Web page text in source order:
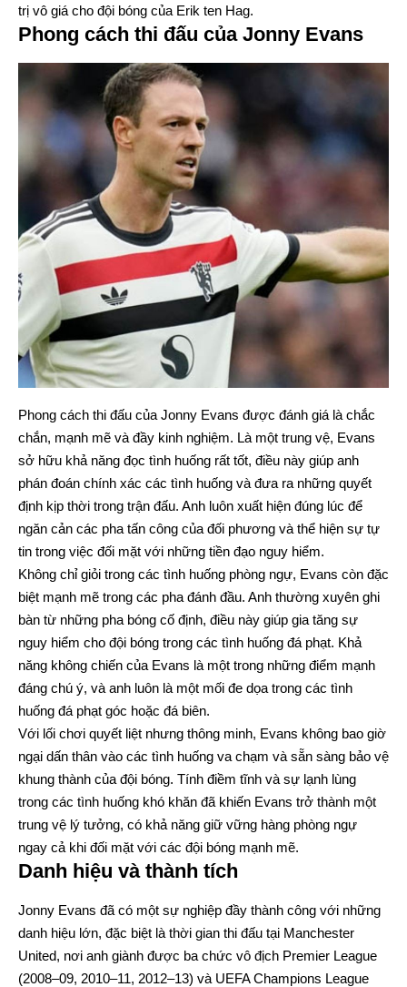
trị vô giá cho đội bóng của Erik ten Hag.
Phong cách thi đấu của Jonny Evans
Phong cách thi đấu của Jonny Evans được đánh giá là chắc
chắn, mạnh mẽ và đầy kinh nghiệm. Là một trung vệ, Evans
sở hữu khả năng đọc tình huống rất tốt, điều này giúp anh
phán đoán chính xác các tình huống và đưa ra những quyết
định kịp thời trong trận đấu. Anh luôn xuất hiện đúng lúc để
ngăn cản các pha tấn công của đối phương và thể hiện sự tự
tin trong việc đối mặt với những tiền đạo nguy hiểm.
Không chỉ giỏi trong các tình huống phòng ngự, Evans còn đặc
biệt mạnh mẽ trong các pha đánh đầu. Anh thường xuyên ghi
bàn từ những pha bóng cố định, điều này giúp gia tăng sự
nguy hiểm cho đội bóng trong các tình huống đá phạt. Khả
năng không chiến của Evans là một trong những điểm mạnh
đáng chú ý, và anh luôn là một mối đe dọa trong các tình
huống đá phạt góc hoặc đá biên.
Với lối chơi quyết liệt nhưng thông minh, Evans không bao giờ
ngại dấn thân vào các tình huống va chạm và sẵn sàng bảo vệ
khung thành của đội bóng. Tính điềm tĩnh và sự lạnh lùng
trong các tình huống khó khăn đã khiến Evans trở thành một
trung vệ lý tưởng, có khả năng giữ vững hàng phòng ngự
ngay cả khi đối mặt với các đội bóng mạnh mẽ.
Danh hiệu và thành tích
Jonny Evans đã có một sự nghiệp đầy thành công với những
danh hiệu lớn, đặc biệt là thời gian thi đấu tại Manchester
United, nơi anh giành được ba chức vô địch Premier League
(2008–09, 2010–11, 2012–13) và UEFA Champions League